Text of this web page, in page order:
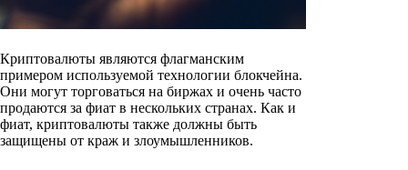
Криптовалюты являются флагманским
примером используемой технологии блокчейна.
Они могут торговаться на биржах и очень часто
продаются за фиат в нескольких странах. Как и
фиат, криптовалюты также должны быть
защищены от краж и злоумышленников.